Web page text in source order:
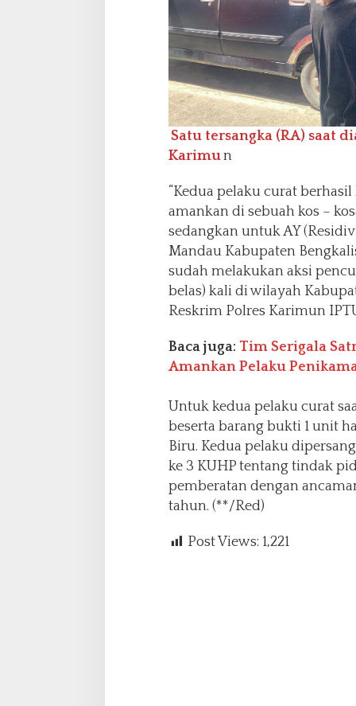
Satu tersangka (RA) saat
Karimun
“Kedua pelaku curat
amankan di sebuah kos –
sedangkan untuk AY
Mandau Kabupaten
sudah melakukan aksi
belas) kali di wilayah
Reskrim Polres Karimun
Baca juga: Tim Serigala
Amankan Pelaku
Untuk kedua pelaku curat
beserta barang bukti 1 unit
Biru. Kedua pelaku
ke 3 KUHP tentang tindak
pemberatan dengan
tahun. (**/Red)
Post Views: 1,221